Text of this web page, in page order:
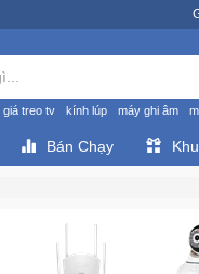
giá treo tv kính lúp máy ghi âm
Bán Chạy